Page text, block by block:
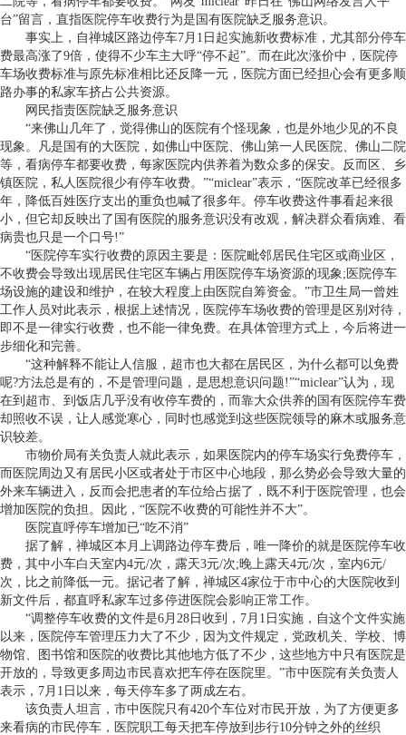
台”留言，直指医院停车收费行为是国有医院缺乏服务意识。
事实上，自禅城区路边停车7月1日起实施新收费标准，尤其部分停车
费最高涨了9倍，使得不少车主大呼“停不起”。而在此次涨价中，医院停
车场收费标准与原先标准相比还反降一元，医院方面已经担心会有更多顺
路办事的私家车挤占公共资源。
网民指责医院缺乏服务意识
“来佛山几年了，觉得佛山的医院有个怪现象，也是外地少见的不良
现象。凡是国有的大医院，如佛山中医院、佛山第一人民医院、佛山二院
等，看病停车都要收费，每家医院内供养着为数众多的保安。反而区、乡
镇医院，私人医院很少有停车收费。”“miclear”表示，“医院改革已经很多
年，降低百姓医疗支出的重负也喊了很多年。停车收费这件事看起来很
小，但它却反映出了国有医院的服务意识没有改观，解决群众看病难、看
病贵也只是一个口号!”
“医院停车实行收费的原因主要是：医院毗邻居民住宅区或商业区，
不收费会导致出现居民住宅区车辆占用医院停车场资源的现象;医院停车
场设施的建设和维护，在较大程度上由医院自筹资金。”市卫生局一曾姓
工作人员对此表示，根据上述情况，医院停车场收费的管理是区别对待，
即不是一律实行收费，也不能一律免费。在具体管理方式上，今后将进一
步细化和完善。
“这种解释不能让人信服，超市也大都在居民区，为什么都可以免费
呢?方法总是有的，不是管理问题，是思想意识问题!”“miclear”认为，现
在到超市、到饭店几乎没有收停车费的，而靠大众供养的国有医院停车费
却照收不误，让人感觉寒心，同时也感觉到这些医院领导的麻木或服务意
识较差。
市物价局有关负责人就此表示，如果医院内的停车场实行免费停车，
而医院周边又有居民小区或者处于市区中心地段，那么势必会导致大量的
外来车辆进入，反而会把患者的车位给占据了，既不利于医院管理，也会
增加医院的负担。因此，“医院不收费的可能性并不大”。
医院直呼停车增加已“吃不消”
据了解，禅城区本月上调路边停车费后，唯一降价的就是医院停车收
费，其中小车白天室内4元/次，露天3元/次;晚上露天4元/次，室内6元/
次，比之前降低一元。据记者了解，禅城区4家位于市中心的大医院收到
新文件后，都直呼私家车过多停进医院会影响正常工作。
“调整停车收费的文件是6月28日收到，7月1日实施，自这个文件实施
以来，医院停车管理压力大了不少，因为文件规定，党政机关、学校、博
物馆、图书馆和医院的收费比其他地方低了不少，这些地方中只有医院是
开放的，导致更多周边市民喜欢把车停在医院里。”市中医院有关负责人
表示，7月1日以来，每天停车多了两成左右。
该负责人坦言，市中医院只有420个车位对市民开放，为了方便更多
来看病的市民停车，医院职工每天把车停放到步行10分钟之外的丝织